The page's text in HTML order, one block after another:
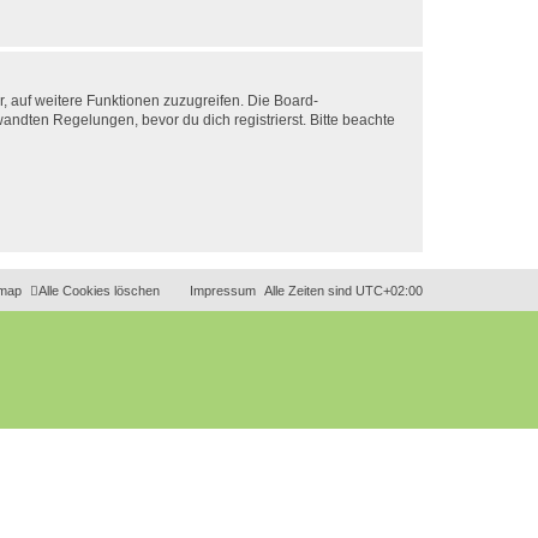
auf weitere Funktionen zuzugreifen. Die Board-
Regelungen, bevor du dich registrierst. Bitte beachte
Alle Zeiten sind UTC+02:00
Impressum
Alle Cookies löschen